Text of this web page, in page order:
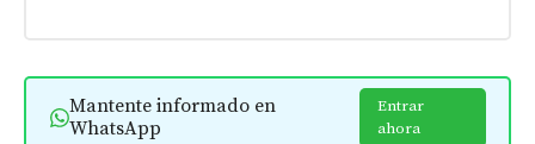
Mantente informado en
WhatsApp
Entrar
ahora